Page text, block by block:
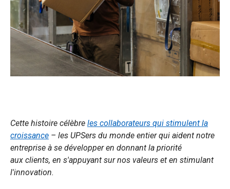
Cette histoire célèbre les collaborateurs qui stimulent la
croissance – les UPSers du monde entier qui aident notre
entreprise à se développer en donnant la priorité
aux clients, en s'appuyant sur nos valeurs et en stimulant
l'innovation.